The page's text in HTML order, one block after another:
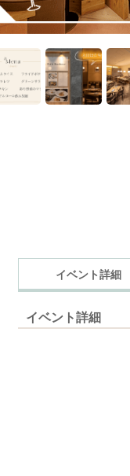
イベント詳細
イベント詳細